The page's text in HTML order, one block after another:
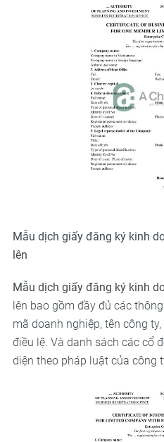
Mẫu dịch giấy đăng ký kinh
lên
Mẫu dịch giấy đăng ký kinh
lên bao gồm đầy đủ các
mã doanh nghiệp, tên công
điều lệ. Và danh sách các cổ
diện theo pháp luật của công